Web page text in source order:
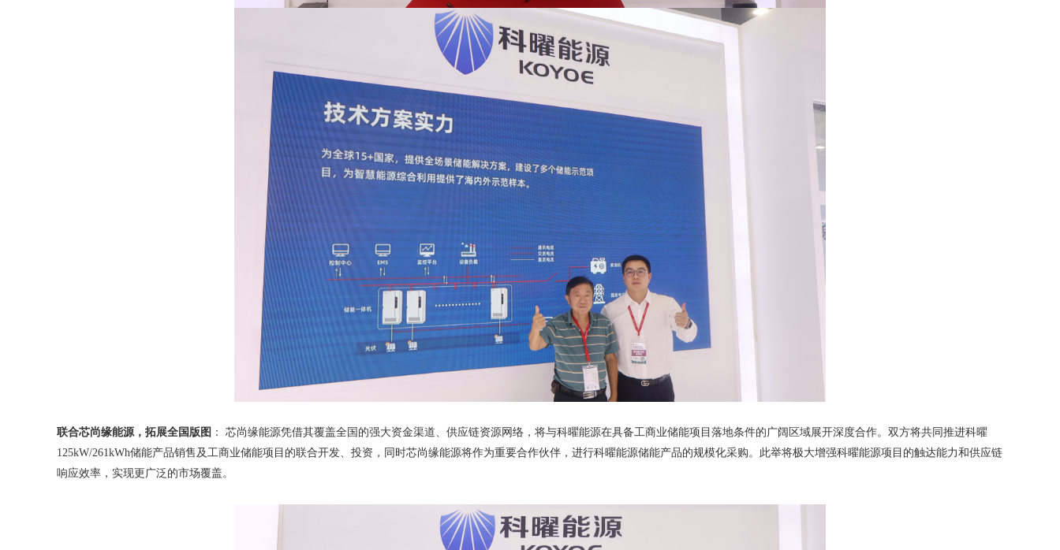
联合芯尚缘能源，拓展全国版图 ：
芯尚缘能源凭借其覆盖全国的强大资金渠道、供应链资源网络，将与科曜能源在具备工商业储能项目落地条件的广阔区域展开深度合作。双方将共同推进科曜
125kW/261kWh储能产品销售及工商业储能项目的联合开发、投资，同时芯尚缘能源将作为重要合作伙伴，进行科曜能源储能产品的规模化采购。此举将极大增强科曜能源项目的触达能力和供应链
响应效率，实现更广泛的市场覆盖。